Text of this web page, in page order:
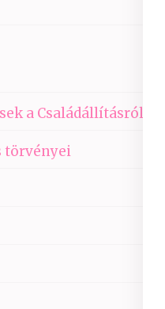
a Családállításról
törvényei